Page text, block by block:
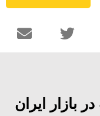
بازار ایران